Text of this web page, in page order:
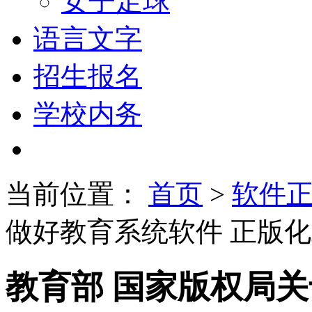
语言文字
招生报名
学校内务
当前位置： 首页 > 软件
做好教育系统软件 正版
教育部 国家版权局